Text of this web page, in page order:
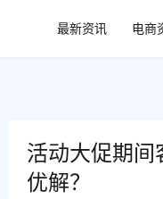
最新资讯 电商
活动大促期间
优解？